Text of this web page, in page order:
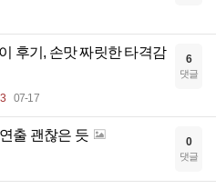
후기, 손맛 짜릿한 타격감
07-17
6
댓글
출 괜찮은 듯 0
댓글